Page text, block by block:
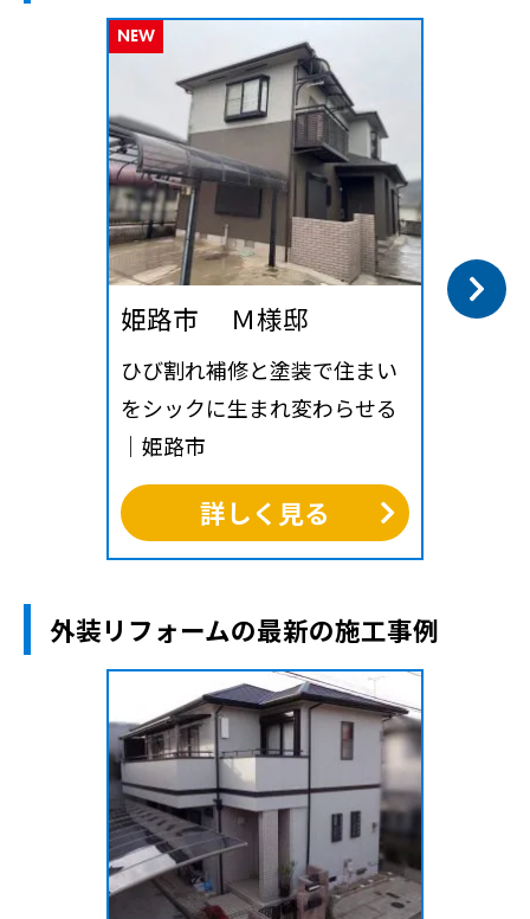
NEW
姫路市 Ｍ様邸
ひび割れ補修と塗装で住まい
をシックに生まれ変わらせる
｜姫路市
詳しく見る
外装リフォームの最新の施工事例